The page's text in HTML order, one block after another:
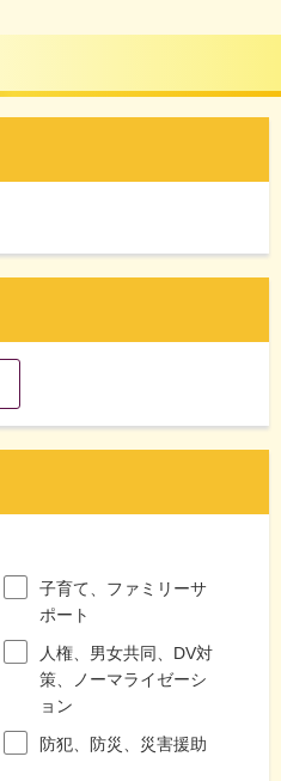
子育て、ファミリーサ
ポート
人権、男女共同、DV対
策、ノーマライゼーシ
ョン
防犯、防災、災害援助